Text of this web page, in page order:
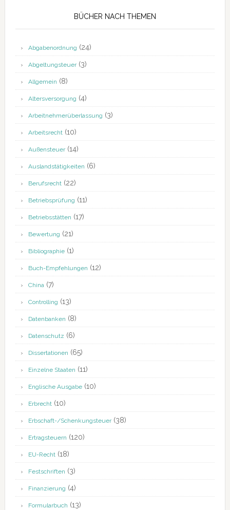
BÜCHER NACH THEMEN
Abgabenordnung (24)
Abgeltungsteuer(3)
Allgemein (8)
Altersversorgung (4)
Arbeitnehmerüberlassung (3)
Arbeitsrecht(10)
Außensteuer(14)
Auslandstätigkeiten (6)
Berufsrecht(22)
Betriebsprüfung (11)
Betriebsstätten (17)
Bewertung (21)
Bibliographie(1)
Buch-Empfehlungen (12)
China(7)
Controlling (13)
Datenbanken (8)
Datenschutz (6)
Dissertationen (65)
Einzelne Staaten (11)
Englische Ausgabe(10)
Erbrecht(10)
Erbschaft-/Schenkungsteuer(38)
Ertragsteuern (120)
EU-Recht(18)
Festschriften (3)
Finanzierung (4)
Formularbuch (13)